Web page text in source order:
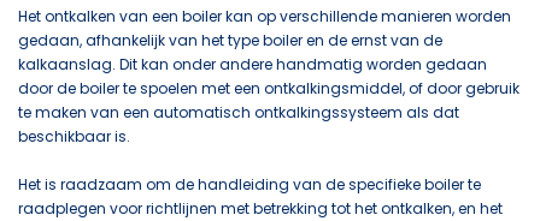
Het ontkalken van een boiler kan op verschillende manieren worden
gedaan, afhankelijk van het type boiler en de ernst van de
kalkaanslag. Dit kan onder andere handmatig worden gedaan
door de boiler te spoelen met een ontkalkingsmiddel, of door gebruik
te maken van een automatisch ontkalkingssysteem als dat
beschikbaar is.
Het is raadzaam om de handleiding van de specifieke boiler te
raadplegen voor richtlijnen met betrekking tot het ontkalken, en het